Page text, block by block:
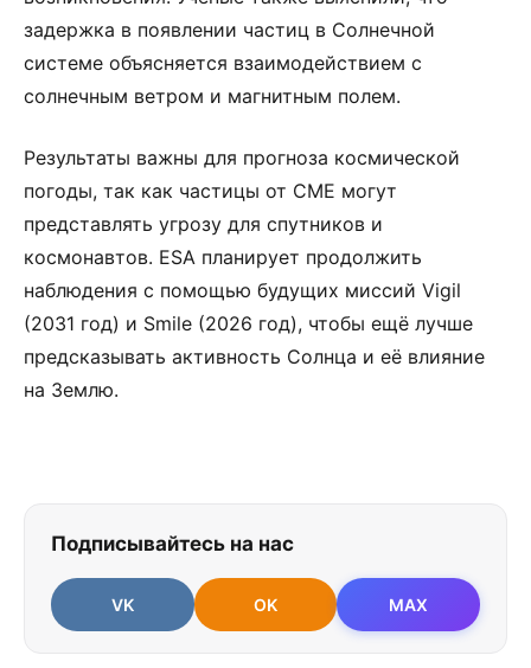
задержка в появлении частиц в Солнечной
системе объясняется взаимодействием с
солнечным ветром и магнитным полем.
Результаты важны для прогноза космической
погоды, так как частицы от CME могут
представлять угрозу для спутников и
космонавтов. ESA планирует продолжить
наблюдения с помощью будущих миссий Vigil
(2031 год) и Smile (2026 год), чтобы ещё лучше
предсказывать активность Солнца и её влияние
на Землю.
Подписывайтесь на нас
VK OK MAX